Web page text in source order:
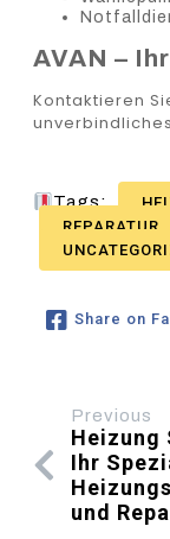
AVAN –
Kontaktieren
Tags:
REPARATUR
Share on
Previous
Heizung
Ihr
und